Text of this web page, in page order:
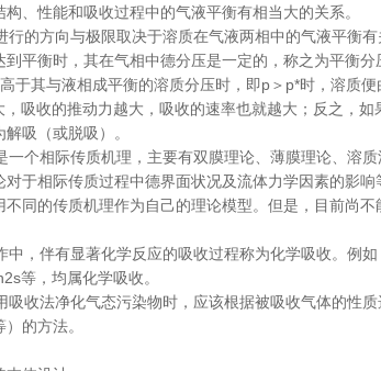
构、性能和吸收过程中的气液平衡有相当大的关系。
的方向与极限取决于溶质在气液两相中的气液平衡
到平衡时，其在气相中德分压是一定的，称之为平衡
于其与液相成平衡的溶质分压时，即p＞p*时，溶质
，吸收的推动力越大，吸收的速率也就越大；反之，
吸（或脱吸）。
个相际传质机理，主要有双膜理论、薄膜理论、溶
对于相际传质过程中德界面状况及流体力学因素的影
不同的传质机理作为自己的理论模型。但是，目前尚
，伴有显著化学反应的吸收过程称为化学吸收。例
等，均属化学吸收。
收法净化气态污染物时，应该根据被吸收气体的性
）的方法。